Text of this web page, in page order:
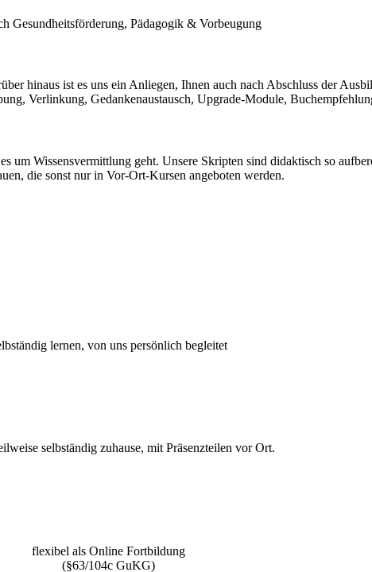
Gesundheitsförderung, Pädagogik & Vorbeugung
hinaus ist es uns ein Anliegen, Ihnen auch nach Abschluss der
Verlinkung, Gedankenaustausch, Upgrade-Module,
um Wissensvermittlung geht. Unsere Skripten sind didaktisch so
die sonst nur in Vor-Ort-Kursen angeboten werden.
lernen, von uns persönlich begleitet
selbständig zuhause, mit Präsenzteilen vor Ort.
flexibel als Online Fortbildung
(§63/104c GuKG)